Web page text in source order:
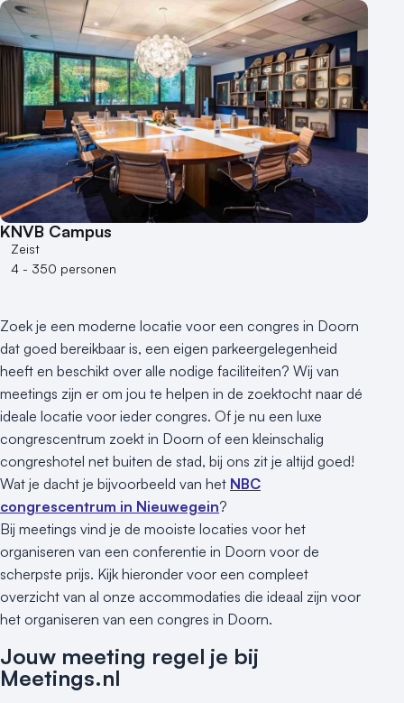
Aantal zalen
1 - 5 zalen
6 - 10 zalen
10 of meer zalen
Aantal personen
1 - 50 personen
50 - 100 personen
100 - 250 personen
250 - 500 personen
500+ personen
Buitenlocatie
Duurzame locatie
Groene locatie
Heisessie
Hotel
Hybride events
Industriële locatie
Kasteel en landgoed
Kleine / intieme locatie
Locaties aan zee
Museum
Theater
Varende locatie
KNVB Campus
Zeist
4 - 350 personen
Zoek je een moderne locatie voor een congres in Doorn
dat goed bereikbaar is, een eigen parkeergelegenheid
heeft en beschikt over alle nodige faciliteiten? Wij van
meetings zijn er om jou te helpen in de zoektocht naar dé
ideale locatie voor ieder congres. Of je nu een luxe
congrescentrum zoekt in Doorn of een kleinschalig
congreshotel net buiten de stad, bij ons zit je altijd goed!
Wat je dacht je bijvoorbeeld van het NBC
congrescentrum in Nieuwegein?
Bij meetings vind je de mooiste locaties voor het
organiseren van een conferentie in Doorn voor de
scherpste prijs. Kijk hieronder voor een compleet
overzicht van al onze accommodaties die ideaal zijn voor
het organiseren van een congres in Doorn.
Jouw meeting regel je bij
Meetings.nl